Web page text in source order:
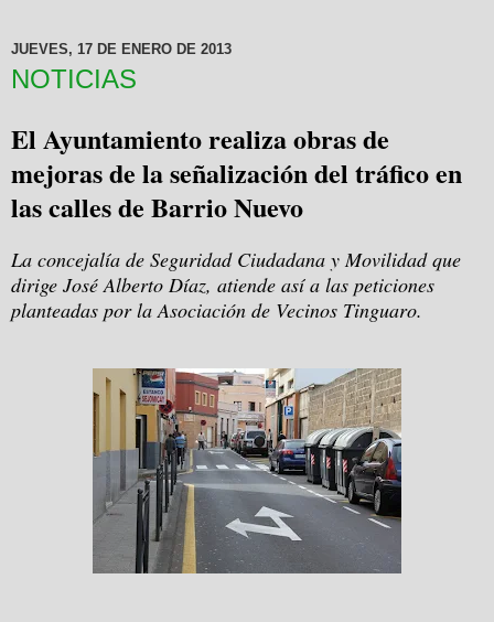
JUEVES, 17 DE ENERO DE 2013
NOTICIAS
El Ayuntamiento realiza obras de
mejoras de la señalización del tráfico en
las calles de Barrio Nuevo
La concejalía de Seguridad Ciudadana y Movilidad que
dirige José Alberto Díaz, atiende así a las peticiones
planteadas por la Asociación de Vecinos Tinguaro.